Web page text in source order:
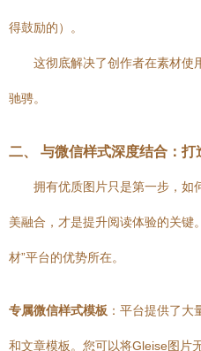
得鼓励的）。
这彻底解决了创作者在素材使
驰骋。
二、 与微信样式深度结合：打
拥有优质图片只是第一步，如
美融合，才是提升阅读体验的关键
材”平台的优势所在。
专属微信样式模板 ：平台提供了
和文章模板。您可以将Gleise图片